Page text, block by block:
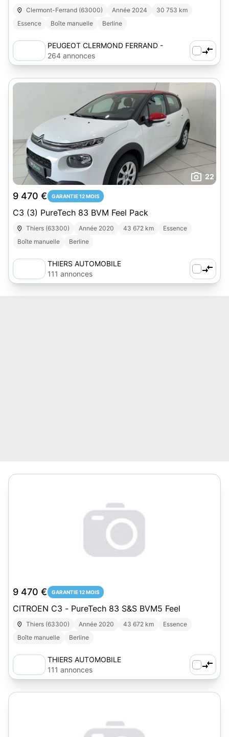
Clermont-Ferrand (63000) Année 2024
30 753 km
Essence
Boîte manuelle Berline
PEUGEOT CLERMOND FERRAND -
AUTOSPHERE
264 annonces
22
9 470 € GARANTIE 12 MOIS
C3 (3) PureTech 83 BVM Feel Pack
Thiers (63300) Année 2020 43 672 km
Essence
Boîte manuelle
Berline
THIERS AUTOMOBILE
111 annonces
9 470 € GARANTIE 12 MOIS
CITROEN C3 - PureTech 83 S&S BVM5 Feel
Thiers (63300) Année 2020 43 672 km
Essence
Boîte manuelle
Berline
THIERS AUTOMOBILE
111 annonces